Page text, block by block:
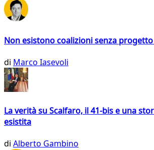
Non esistono coalizioni senza
di Marco Iasevoli
La verità su Scalfaro, il 41-bis e una
esistita
di Alberto Gambino